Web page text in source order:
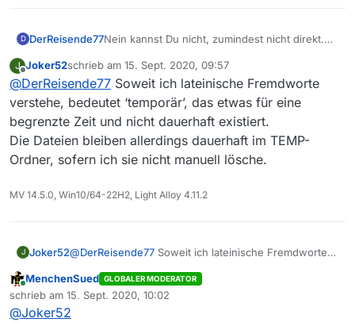
D DerReisende77Nein kannst Du nicht, zumindest nicht direkt.
hierbei um temporäre Dateien die install4j als
unser Programmstarter nutzt und bei jedem
Start des Programms erzeugt. Diese haben
direkt nichts mit MediathekView zu tun also
gehören sie auch nicht in das Verzeichnis
davon.
Falls dich das so massiv stört kannst Du
INSTALL4J_LOG=noanzulegen. Ob sie benutzt
wird und die zukünftige Ausgabe verhindert
Temp-Dateien und wie Windows sie sucht
J
Offline
Joker52schrieb am 15. Sept. 2020, 09:57
zuletzt editiert von
@DerReisende77 Soweit ich lateinische Fremdworte
verstehe, bedeutet ‘temporär’, das etwas für eine
begrenzte Zeit und nicht dauerhaft existiert.
Die Dateien bleiben allerdings dauerhaft im TEMP-
Ordner, sofern ich sie nicht manuell lösche.
MV 14.5.0, Win10/64-22H2, Light Alloy 4.11.2
J Joker52@DerReisende77 Soweit ich lateinische Fremdworte
begrenzte Zeit und nicht dauerhaft existiert.
Die Dateien bleiben allerdings dauerhaft im TEMP-
Ordner, sofern ich sie nicht manuell lösche.
Online
MenchenSued GLOBALER MODERATOR
schrieb am 15. Sept. 2020, 10:02
zuletzt editiert von
@Joker52